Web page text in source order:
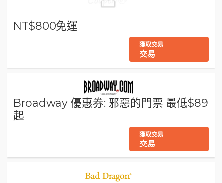
NT$800免運
獲取交易
交易
Broadway 優惠券: 邪惡的門票 最低$89
起
獲取交易
交易